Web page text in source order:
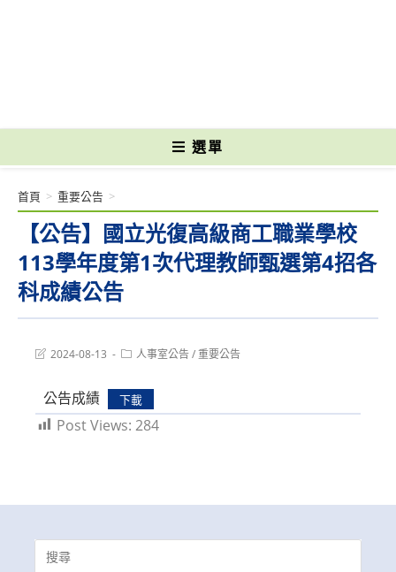
選單
【公告】國立光復高級商工職業學校
113學年度第1次代理教師甄選第4招各
科成績公告
首頁 > 重要公告 >
Post2024-08-13
Post人事室公告/重要公告
公告成績 下載
Post Views: 284
Search
for: